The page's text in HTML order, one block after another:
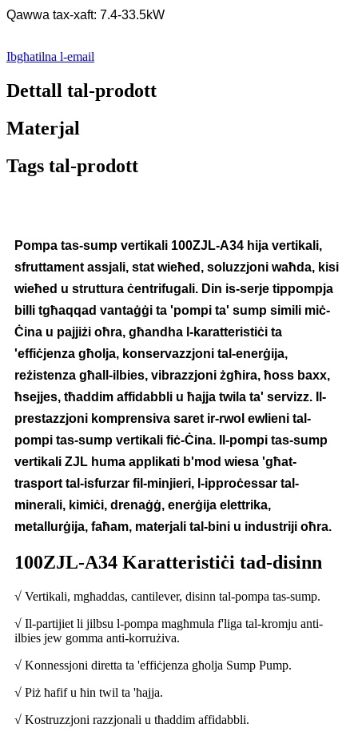
Qawwa tax-xaft: 7.4-33.5kW
Ibgħatilna l-email
Dettall tal-prodott
Materjal
Tags tal-prodott
Pompa tas-sump vertikali 100ZJL-A34 hija vertikali,
sfruttament assjali, stat wieħed, soluzzjoni waħda, kisi
wieħed u struttura ċentrifugali. Din is-serje tippompja
billi tgħaqqad vantaġġi ta 'pompi ta' sump simili miċ-
Ċina u pajjiżi oħra, għandha l-karatteristiċi ta
'effiċjenza għolja, konservazzjoni tal-enerġija,
reżistenza għall-ilbies, vibrazzjoni żgħira, ħoss baxx,
ħsejjes, tħaddim affidabbli u ħajja twila ta' servizz. Il-
prestazzjoni komprensiva saret ir-rwol ewlieni tal-
pompi tas-sump vertikali fiċ-Ċina. Il-pompi tas-sump
vertikali ZJL huma applikati b'mod wiesa 'għat-
trasport tal-isfurzar fil-minjieri, l-ipproċessar tal-
minerali, kimiċi, drenaġġ, enerġija elettrika,
metallurġija, faħam, materjali tal-bini u industriji oħra.
100ZJL-A34 Karatteristiċi tad-disinn
√ Vertikali, mgħaddas, cantilever, disinn tal-pompa tas-sump.
√ Il-partijiet li jilbsu l-pompa magħmula f'liga tal-kromju anti-
ilbies jew gomma anti-korrużiva.
√ Konnessjoni diretta ta 'effiċjenza għolja Sump Pump.
√ Piż ħafif u ħin twil ta 'ħajja.
√ Kostruzzjoni razzjonali u tħaddim affidabbli.